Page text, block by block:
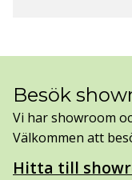
Besök
Vi har showroom
Välkommen att
Hitta till